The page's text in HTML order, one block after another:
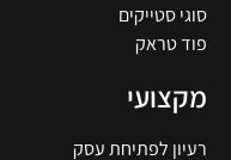
סוגי סטייקים
פוד טראק
מקצועי
רעיון לפתיחת עסק